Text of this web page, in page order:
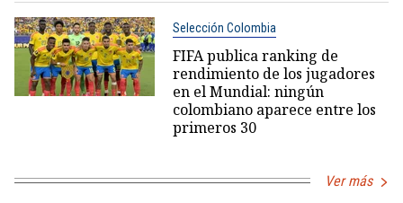
Selección Colombia
FIFA publica ranking de
rendimiento de los jugadores
en el Mundial: ningún
colombiano aparece entre los
primeros 30
Ver más